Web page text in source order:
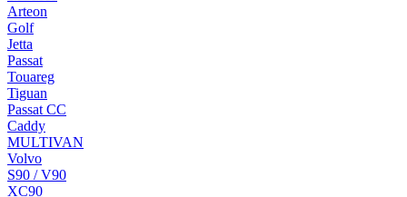
Arteon
Golf
Jetta
Passat
Touareg
Tiguan
Passat CC
Caddy
MULTIVAN
Volvo
S90 / V90
XC90